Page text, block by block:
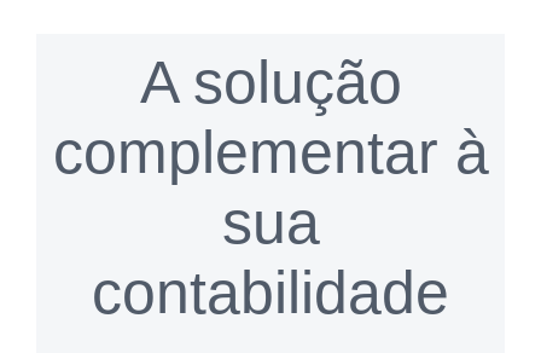
A solução
complementar à
sua
contabilidade